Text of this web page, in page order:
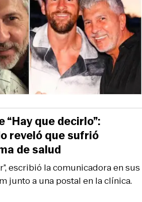
escribió la comunicadora en sus
junto a una postal en la clínica.
“Hay que decirlo”:
reveló que sufrió
de salud